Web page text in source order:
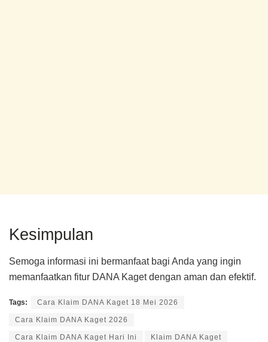
Kesimpulan
Semoga informasi ini bermanfaat bagi Anda yang ingin
memanfaatkan fitur DANA Kaget dengan aman dan efektif.
Tags: Cara Klaim DANA Kaget 18 Mei 2026
Cara Klaim DANA Kaget 2026
Cara Klaim DANA Kaget Hari Ini Klaim DANA Kaget